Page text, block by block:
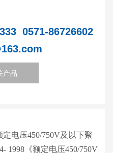
0571-86726602
产品
定电压450/750V及以下聚
1998《额定电压450/750V